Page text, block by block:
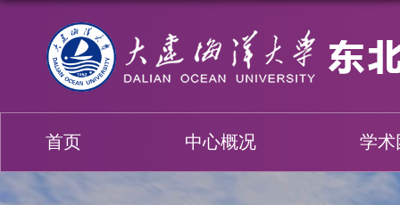
首页 中心概况 学术